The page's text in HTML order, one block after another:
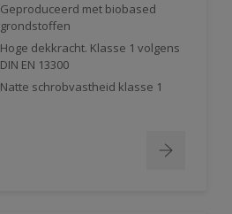
Geproduceerd met biobased
grondstoffen
Hoge dekkracht. Klasse 1 volgens
DIN EN 13300
Natte schrobvastheid klasse 1